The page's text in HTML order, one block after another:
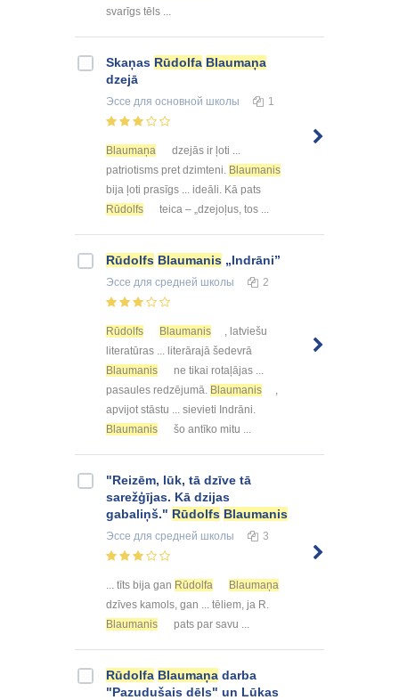
svarīgs tēls ...
Skaņas Rūdolfa Blaumaņa
dzejā
Эссе для основной школы 1
Blaumaņa
dzejās ir ļoti ...
patriotisms pret dzimteni. Blaumanis
bija ļoti prasīgs ... ideāli. Kā pats
Rūdolfs
teica – „dzejoļus, tos ...
Rūdolfs Blaumanis „Indrāni”
Эссе для средней школы 2
Rūdolfs Blaumanis
, latviešu
literatūras ... literārajā šedevrā
Blaumanis
ne tikai rotaļājas ...
pasaules redzējumā. Blaumanis
,
apvijot stāstu ... sievieti Indrāni.
Blaumanis
šo antīko mitu ...
"Reizēm, lūk, tā dzīve tā
sarežģījas. Kā dzijas
gabaliņš." Rūdolfs Blaumanis
Эссе для средней школы 3
... tīts bija gan Rūdolfa
Blaumaņa
dzīves kamols, gan ... tēliem, ja R.
Blaumanis
pats par savu ...
Rūdolfa Blaumaņa darba
"Pazudušais dēls" un Lūkas